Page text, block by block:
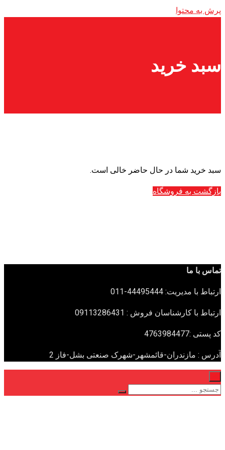
پرش به محتوا
سبد خرید
سبد خرید شما در حال حاضر خالی است.
بازگشت به فروشگاه
تماس با ما
ارتباط با مدیریت: 44495444-011
ارتباط با کارشناسان فروش : 09113286431
کد پستی :4763984477
آدرس : مازندران-قائمشهر-شهرک صنعتی بشل-فاز 2